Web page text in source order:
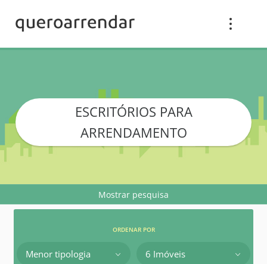
ESCRITÓRIOS PARA
ARRENDAMENTO
Mostrar pesquisa
ORDENAR POR
Menor tipologia 6 Imóveis